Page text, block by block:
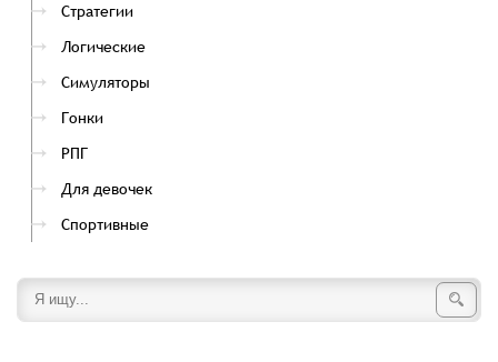
Стратегии
Логические
Симуляторы
Гонки
РПГ
Для девочек
Спортивные